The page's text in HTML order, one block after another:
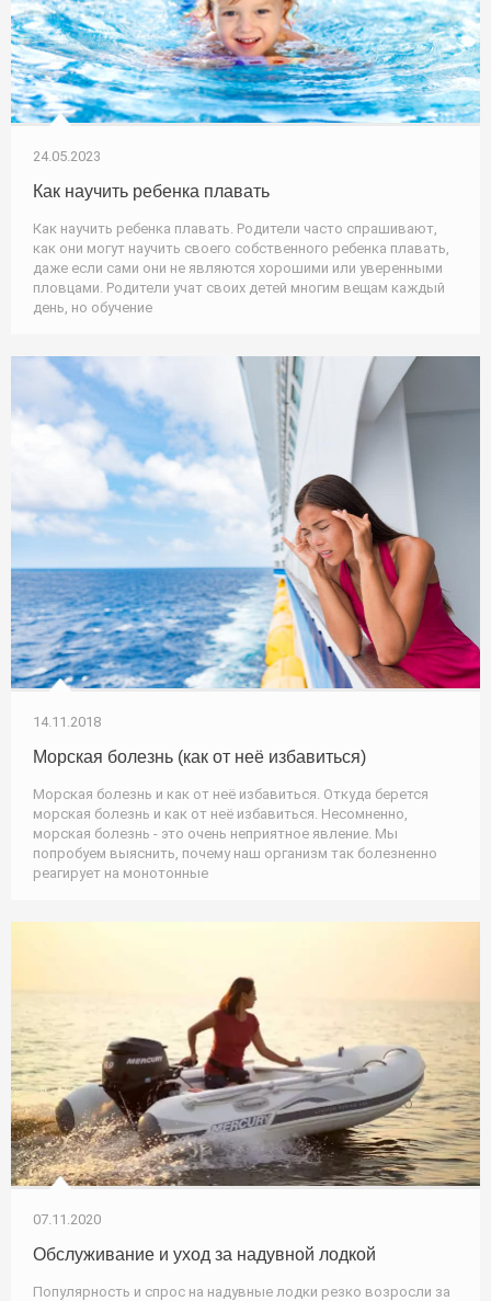
24.05.2023
Как научить ребенка плавать
Как научить ребенка плавать. Родители часто спрашивают,
как они могут научить своего собственного ребенка плавать,
даже если сами они не являются хорошими или уверенными
пловцами. Родители учат своих детей многим вещам каждый
день, но обучение
14.11.2018
Морская болезнь (как от неё избавиться)
Морская болезнь и как от неё избавиться. Откуда берется
морская болезнь и как от неё избавиться. Несомненно,
морская болезнь - это очень неприятное явление. Мы
попробуем выяснить, почему наш организм так болезненно
реагирует на монотонные
07.11.2020
Обслуживание и уход за надувной лодкой
Популярность и спрос на надувные лодки резко возросли за